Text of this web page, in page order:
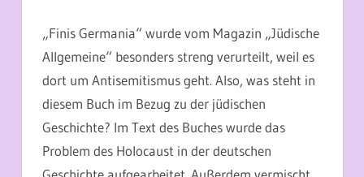
„Finis Germania“ wurde vom Magazin „Jüdische
Allgemeine“ besonders streng verurteilt, weil es
dort um Antisemitismus geht. Also, was steht in
diesem Buch im Bezug zu der jüdischen
Geschichte? Im Text des Buches wurde das
Problem des Holocaust in der deutschen